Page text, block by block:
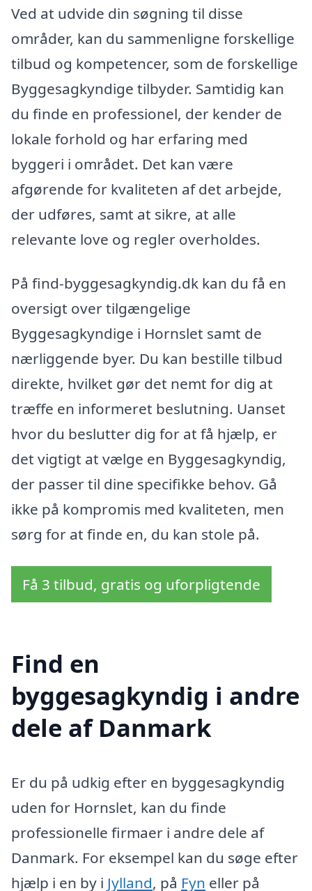
Ved at udvide din søgning til disse
områder, kan du sammenligne forskellige
tilbud og kompetencer, som de forskellige
Byggesagkyndige tilbyder. Samtidig kan
du finde en professionel, der kender de
lokale forhold og har erfaring med
byggeri i området. Det kan være
afgørende for kvaliteten af det arbejde,
der udføres, samt at sikre, at alle
relevante love og regler overholdes.
På find-byggesagkyndig.dk kan du få en
oversigt over tilgængelige
Byggesagkyndige i Hornslet samt de
nærliggende byer. Du kan bestille tilbud
direkte, hvilket gør det nemt for dig at
træffe en informeret beslutning. Uanset
hvor du beslutter dig for at få hjælp, er
det vigtigt at vælge en Byggesagkyndig,
der passer til dine specifikke behov. Gå
ikke på kompromis med kvaliteten, men
sørg for at finde en, du kan stole på.
Få 3 tilbud, gratis og uforpligtende
Find en
byggesagkyndig i andre
dele af Danmark
Er du på udkig efter en byggesagkyndig
uden for Hornslet, kan du finde
professionelle firmaer i andre dele af
Danmark. For eksempel kan du søge efter
hjælp i en by i Jylland, på Fyn eller på